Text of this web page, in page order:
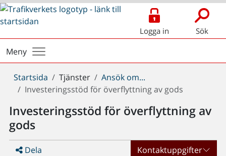
Logga in Sök
Meny
Du
är
Startsida Tjänster
Ansök om...
Investeringsstöd för överflyttning av gods
Investeringsstöd för överflyttning av
gods
Dela Kontaktuppgifter